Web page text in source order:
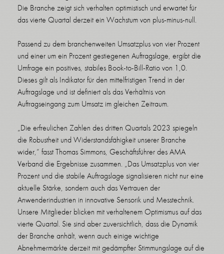
Die Branche zeigt sich verhalten optimistisch und erwartet für
das vierte Quartal derzeit ein Wachstum von plus-minus-null.
Passend zu dem branchenweiten Umsatzplus von vier Prozent
und einer um ein Prozent gestiegenen Auftragslage, ergibt die
Umfrage ein positives, stabiles Book-to-Bill-Ratio von 1,0.
Dieses gilt als Indikator für den mittelfristigen Trend in der
Auftragslage und ist definiert als das Verhältnis von
Auftragseingang zum Umsatz im gleichen Zeitraum.
„Die erfreulichen Zahlen des dritten Quartals 2023 spiegeln
die Robustheit und Widerstandsfähigkeit unserer Branche
wider,“ fasst Thomas Simmons, Geschäftsführer des AMA
Verband die Ergebnisse zusammen. „Das Umsatzplus von vier
Prozent und die stabile Auftragslage signalisieren nicht nur eine
aktuelle Stärke, sondern auch das Vertrauen der
Anwenderindustrien in innovative Sensorik und Messtechnik.
Unsere Mitglieder blicken mit verhaltenem Optimismus auf das
vierte Quartal. Sie sind aber zuversichtlich, dass die Dynamik
der Branche anhält, wenn auch einige wichtige
Abnehmermärkte derzeit mit gedämpfter Stimmungslage auf die